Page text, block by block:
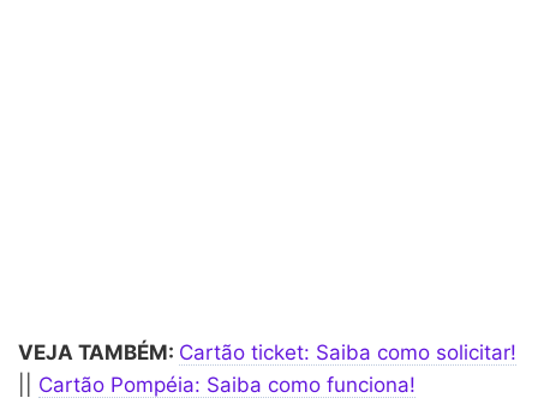
VEJA TAMBÉM: Cartão ticket: Saiba como solicitar!
Cartão Pompéia: Saiba como funciona!